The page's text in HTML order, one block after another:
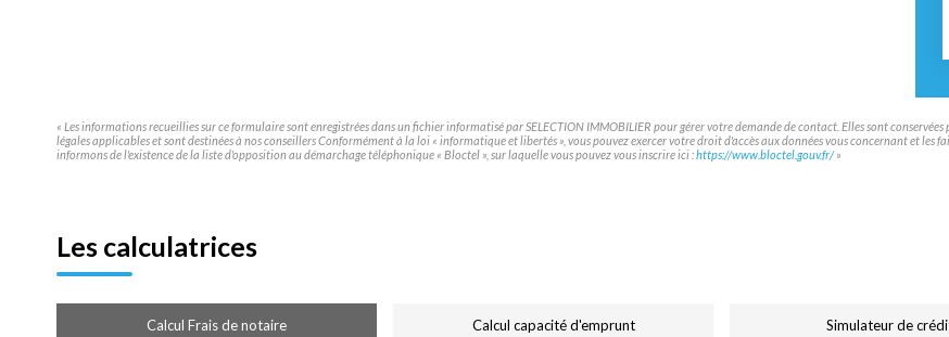
« Les informations recueillies sur ce formulaire sont enregistrées dans un fichier informatisé par SELECTION IMMOBILIER pour gérer votre demande de contact. Elles sont
légales applicables et sont destinées à nos conseillers Conformément à la loi « informatique et libertés », vous pouvez exercer votre droit d'accès aux données vous concernant et
informons de l'existence de la liste d'opposition au démarchage téléphonique « Bloctel », sur laquelle vous pouvez vous inscrire ici :https://www.bloctel.gouv.fr/»
Les calculatrices
Calcul Frais de notaire Calcul capacité d'emprunt Simulateur de